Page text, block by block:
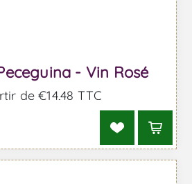
- Vin Rosé
de €14,48 TTC